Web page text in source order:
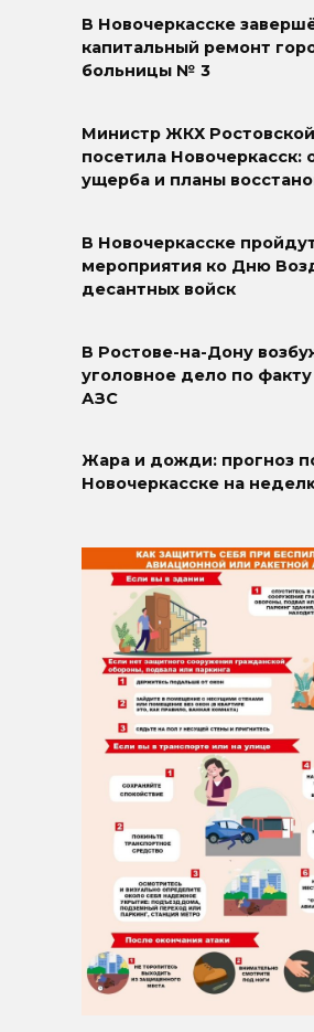
В Новочеркасске
капитальный ремонт
больницы № 3
Министр ЖКХ
посетила Новочеркасск:
ущерба и планы
В Новочеркасске
мероприятия ко Дню
десантных войск
В Ростове-на-Дону
уголовное дело по
АЗС
Жара и дожди: прогноз
Новочеркасске на